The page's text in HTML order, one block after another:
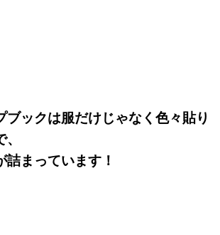
ブックは服だけじゃなく色々貼り
まっています！